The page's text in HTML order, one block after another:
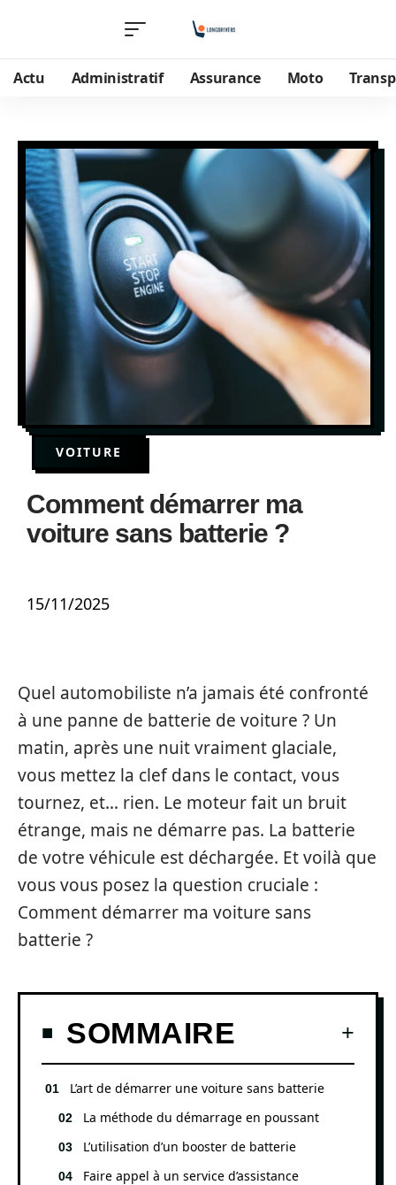
Actu Administratif Assurance Moto
VOITURE
Comment démarrer ma
voiture sans batterie ?
15/11/2025
Quel automobiliste n’a jamais été confronté
à une panne de batterie de voiture ? Un
matin, après une nuit vraiment glaciale,
vous mettez la clef dans le contact, vous
tournez, et… rien. Le moteur fait un bruit
étrange, mais ne démarre pas. La batterie
de votre véhicule est déchargée. Et voilà que
vous vous posez la question cruciale :
Comment démarrer ma voiture sans
batterie ?
SOMMAIRE
L’art de démarrer une voiture sans batterie
La méthode du démarrage en poussant
L’utilisation d’un booster de batterie
Faire appel à un service d’assistance